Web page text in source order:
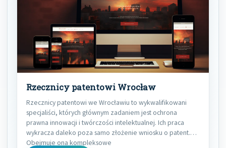
Rzecznicy patentowi Wrocław
Rzecznicy patentowi we Wrocławiu to wykwalifikowani
specjaliści, których głównym zadaniem jest ochrona
prawna innowacji i twórczości intelektualnej. Ich praca
wykracza daleko poza samo złożenie wniosku o patent.
Obejmuje ona kompleksowe